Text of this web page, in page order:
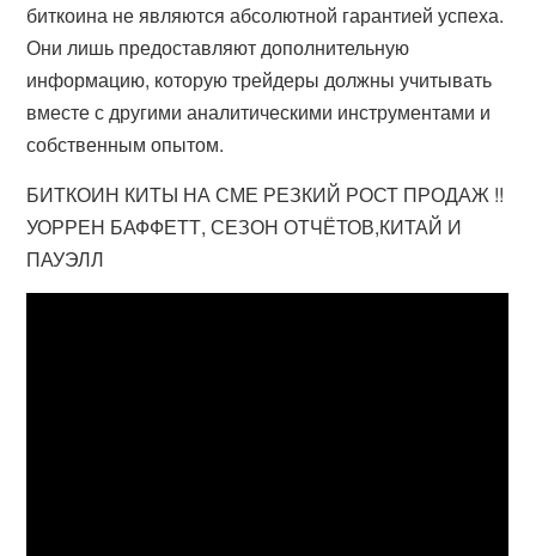
биткоина не являются абсолютной гарантией успеха.
Они лишь предоставляют дополнительную
информацию, которую трейдеры должны учитывать
вместе с другими аналитическими инструментами и
собственным опытом.
БИТКОИН КИТЫ НА СМЕ РЕЗКИЙ РОСТ ПРОДАЖ !!
УОРРЕН БАФФЕТТ, СЕЗОН ОТЧЁТОВ,КИТАЙ И
ПАУЭЛЛ